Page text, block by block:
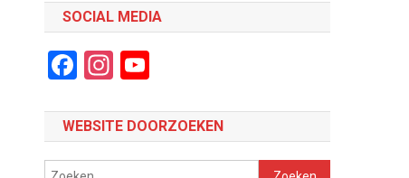
SOCIAL MEDIA
Facebook
Instagram
WEBSITE DOORZOEKEN
Zoeken